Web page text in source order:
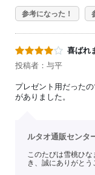
参考になった！
喜ばれ
投稿者：与平
プレゼント用だった
がありました。
ルタオ通販センタ
このたびは雪桃ひ
き、誠にありがとう